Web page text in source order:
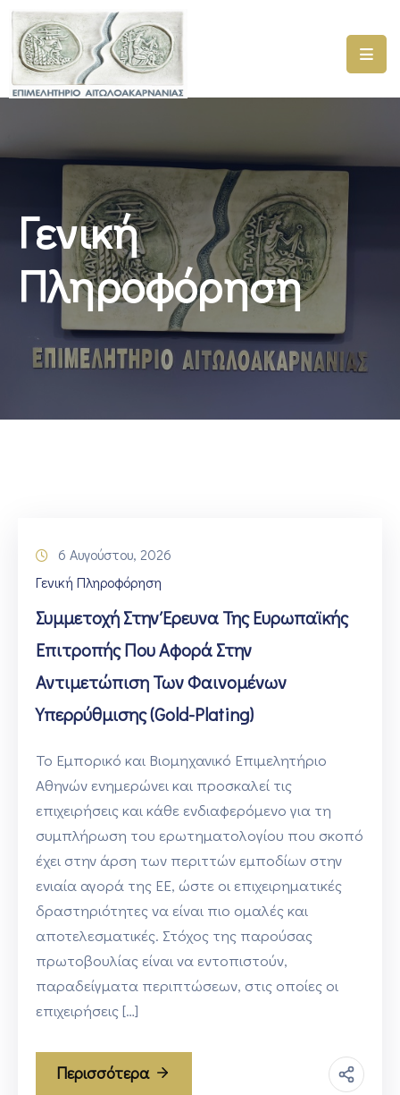
ΑΡΧΙΚΗ
ΓΕΜΗ
ΠΡΟΓΡΑΜΜΑΤΑ
ΕΠΙΜΕΛΗΤΗΡΙΟΥ
ΣΥΜΜΕΤΟΧΗ
ΕΤΑΙΡΕΙΕΣ
Γενική
Πληροφόρηση
6 Αυγούστου, 2026
Γενική Πληροφόρηση
Συμμετοχή Στην Έρευνα Της Ευρωπαϊκής
Επιτροπής Που Αφορά Στην
Αντιμετώπιση Των Φαινομένων
Υπερρύθμισης (gold-Plating)
Το Εμπορικό και Βιομηχανικό Επιμελητήριο
Αθηνών ενημερώνει και προσκαλεί τις
επιχειρήσεις και κάθε ενδιαφερόμενο για τη
συμπλήρωση του ερωτηματολογίου που σκοπό
έχει στην άρση των περιττών εμποδίων στην
ενιαία αγορά της ΕΕ, ώστε οι επιχειρηματικές
δραστηριότητες να είναι πιο ομαλές και
αποτελεσματικές. Στόχος της παρούσας
πρωτοβουλίας είναι να εντοπιστούν,
παραδείγματα περιπτώσεων, στις οποίες οι
επιχειρήσεις […]
Περισσότερα